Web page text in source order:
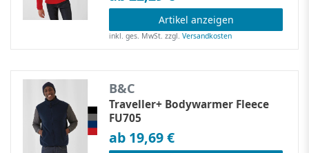
Artikel anzeigen
inkl. ges. MwSt. zzgl.Versandkosten
B&C
Traveller+ Bodywarmer Fleece
FU705
ab 19,69 €